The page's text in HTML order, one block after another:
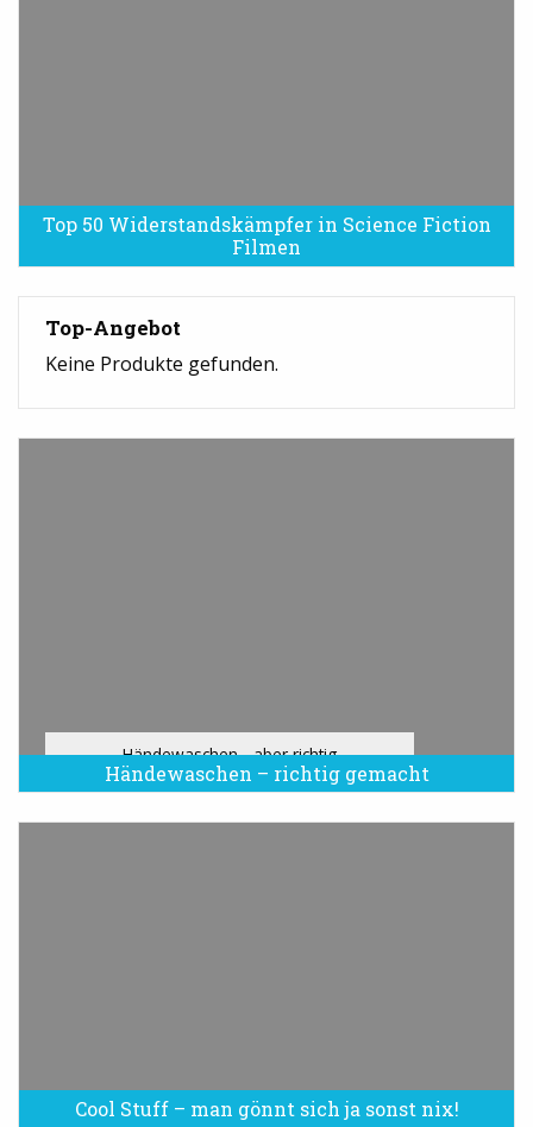
Top 50 Widerstandskämpfer in Science Fiction
Filmen
Top-Angebot
Keine Produkte gefunden.
Händewaschen – richtig gemacht
Händewaschen - aber richtig
Cool Stuff – man gönnt sich ja sonst nix!